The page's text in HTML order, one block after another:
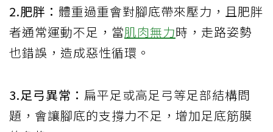
2.肥胖： 體重過重會對腳底帶來壓力，且肥胖
者通常運動不足，當肌肉無力時，走路姿勢
也錯誤，造成惡性循環。
3.足弓異常： 扁平足或高足弓等足部結構問
題，會讓腳底的支撐力不足，增加足底筋膜